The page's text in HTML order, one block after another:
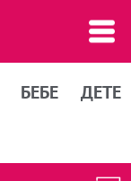
БЕБЕ ДЕТЕ